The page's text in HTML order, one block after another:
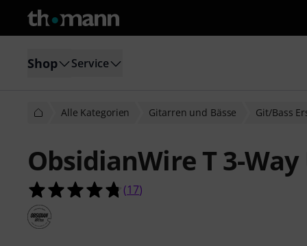
Shop Service
Alle Kategorien Gitarren und Bässe Git/Bass
ObsidianWire T 3-
4.8 von 5 Sternen aus 17
(17)